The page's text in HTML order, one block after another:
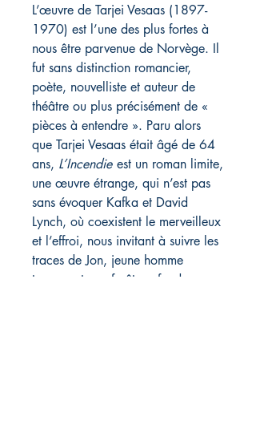
L’œuvre de Tarjei Vesaas (1897-
1970) est l’une des plus fortes à
nous être parvenue de Norvège. Il
fut sans distinction romancier,
poète, nouvelliste et auteur de
théâtre ou plus précisément de «
pièces à entendre ». Paru alors
que Tarjei Vesaas était âgé de 64
ans, L’Incendie est un roman limite,
une œuvre étrange, qui n’est pas
sans évoquer Kafka et David
Lynch, où coexistent le merveilleux
et l’effroi, nous invitant à suivre les
traces de Jon, jeune homme
traversant une forêt profonde,